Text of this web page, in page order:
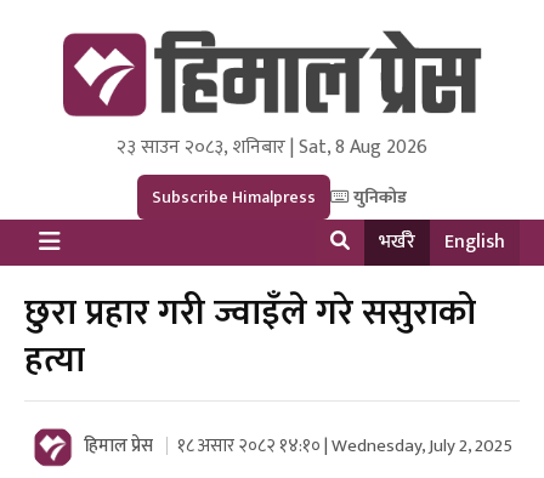
Himal Press
Dot NewsyNepal Media and Research Pvt Ltd.
२३ साउन २०८३, शनिबार | Sat, 8 Aug 2026
Subscribe Himalpress युनिकोड
भर्खरै English
छुरा प्रहार गरी ज्वाइँले गरे ससुराको
हत्या
हिमाल प्रेस १८ असार २०८२ १४:१० | Wednesday, July 2, 2025